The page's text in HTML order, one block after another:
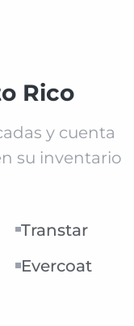
Rico
y cuenta
su inventario
Transtar
Evercoat